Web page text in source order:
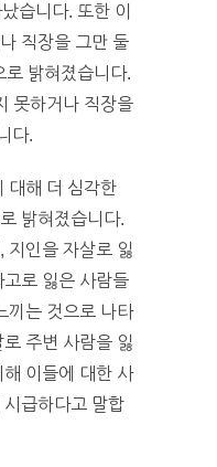
습니다. 또한 이
직장을 그만 둘
밝혀졌습니다.
못하거나 직장을
다.
대해 더 심각한
밝혀졌습니다.
지인을 자살로 잃
로 잃은 사람들
끼는 것으로 나타
주변 사람을 잃
이들에 대한 사
급하다고 말합